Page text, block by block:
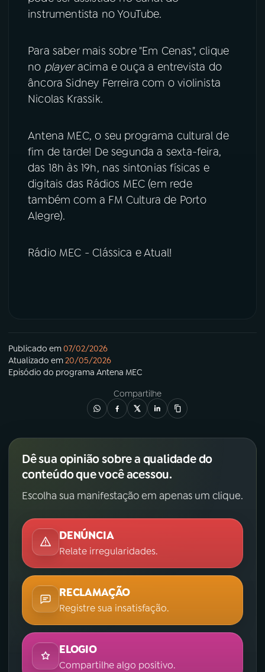
Instagram X
TikTok
instrumentista no YouTube.
Para saber mais sobre "Em Cenas", clique
no playeracima e ouça a entrevista do
âncora Sidney Ferreira com o violinista
Nicolas Krassik.
Antena MEC, o seu programa cultural de
fim de tarde! De segunda a sexta-feira,
das 18h às 19h, nas sintonias físicas e
digitais das Rádios MEC (em rede
também com a FM Cultura de Porto
Alegre).
Rádio MEC - Clássica e Atual!
Publicado em07/02/2026
Atualizado em20/05/2026
Episódio do programa Antena MEC
Compartilhe
Dê sua opinião sobre a qualidade do
conteúdo que você acessou.
Escolha sua manifestação em apenas um clique.
DENÚNCIA
Relate irregularidades.
RECLAMAÇÃO
Registre sua insatisfação.
ELOGIO
Compartilhe algo positivo.